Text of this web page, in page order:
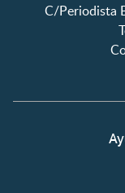
C/Periodista